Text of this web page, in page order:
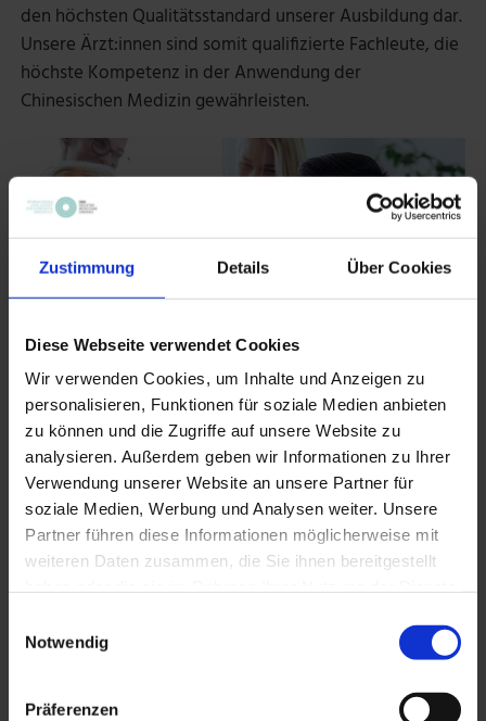
Zustimmung Details Über Cookies
Diese Webseite verwendet Cookies
Wir verwenden Cookies, um Inhalte und Anzeigen zu
personalisieren, Funktionen für soziale Medien anbieten
zu können und die Zugriffe auf unsere Website zu
analysieren. Außerdem geben wir Informationen zu Ihrer
Verwendung unserer Website an unsere Partner für
soziale Medien, Werbung und Analysen weiter. Unsere
Partner führen diese Informationen möglicherweise mit
weiteren Daten zusammen, die Sie ihnen bereitgestellt
Notwendig
Präferenzen
den höchsten Qualitätsstandard unserer Ausbildung dar.
Unsere Ärzt:innen sind somit qualifizierte Fachleute, die
höchste Kompetenz in der Anwendung der
Chinesischen Medizin gewährleisten.
CPC
Akupunktur
Ort